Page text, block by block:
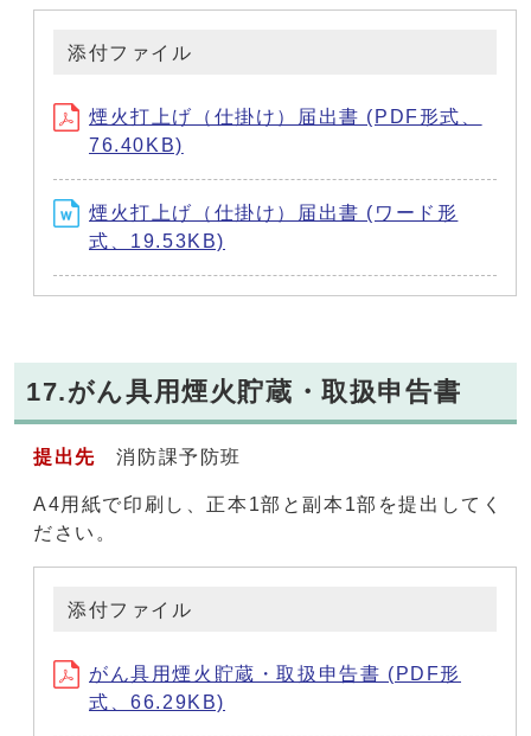
添付ファイル
煙火打上げ（仕掛け）届出書 (PDF形式、
76.40KB)
煙火打上げ（仕掛け）届出書 (ワード形
式、19.53KB)
17.がん具用煙火貯蔵・取扱申告書
提出先消防課予防班
A4用紙で印刷し、正本1部と副本1部を提出してく
ださい。
添付ファイル
がん具用煙火貯蔵・取扱申告書 (PDF形
式、66.29KB)